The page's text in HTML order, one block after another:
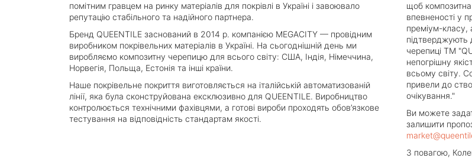
помітним гравцем на ринку матеріалів для покрівлі в Україні і завоювало
репутацію стабільного та надійного партнера.
Бренд QUEENTILE заснований в 2014 р. компанією MEGACITY — провідним
виробником покрівельних матеріалів в Україні. На сьогоднішній день ми
виробляємо композитну черепицю для всього світу: США, Індія, Німеччина,
Норвегія, Польща, Естонія та інші країни.
Наше покрівельне покриття виготовляється на італійській автоматизованій
лінії, яка була сконструйована ексклюзивно для QUEENTILE. Виробництво
контролюється технічними фахівцями, а готові вироби проходять обов’язкове
тестування на відповідність стандартам якості.
щоб
впевненості у
преміум-класу,
підтверджують
черепиці ТМ
непогрішну
всьому світу.
привели до
очікування."
Ви можете
залишити
З повагою,